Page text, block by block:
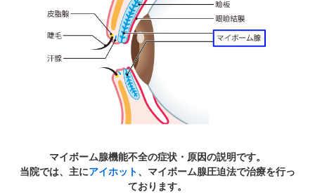
マイボーム腺機能不全の症状・原因の説明です。
当院では、主にアイホット、マイボーム腺圧迫法で治療を行っ
ております。